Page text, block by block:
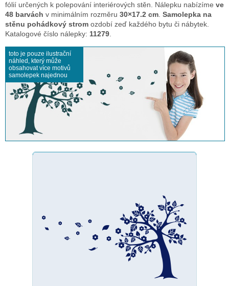
fólií určených k polepování interiérových stěn. Nálepku nabízíme ve
48 barvách v minimálním rozměru 30×17.2 cm Samolepka na
stěnu pohádkový strom ozdobí zeď každého bytu či nábytek.
Katalogové číslo nálepky: 11279
toto je pouze ilustrační
náhled, který může
obsahovat více motivů
samolepek najednou